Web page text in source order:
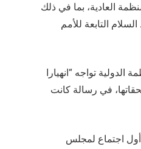
196ر2 مليار دولار لميزانية المنظمة العادية، بما في ذلك
حفظ السلام التابعة للأمم
تواجه “انهيارا
يتم إصلاح قواعدها المالية أو سداد جميع الدول الأعضاء الـ193 مستحقاتها، في رسالة كانت
أول اجتماع لمجلس